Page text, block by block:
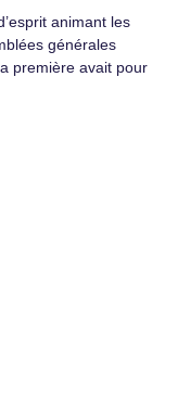
animant les
générales
première avait pour